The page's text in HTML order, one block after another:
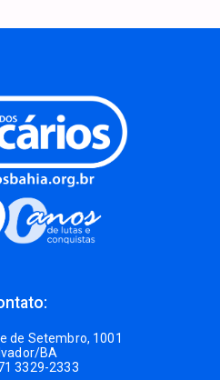
de Setembro, 1001
BA
3329-2333